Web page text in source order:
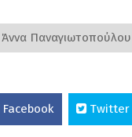
Άννα Παναγιωτοπούλου
Facebook Twitter